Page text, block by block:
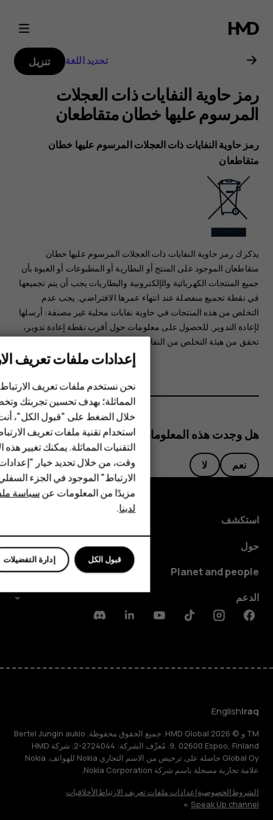
دليل
مستخدم
هاتف
Nokia
5.3
الهواتف الذكية
الهواتف المميزة
HMD Terra M
HMD DUB
للأعمال
تحديد اللغة تنزيل
رمز حاوية النفايات ذات العجلات
المرسوم عليها خطان متقاطعان
رمز حاوية النفايات ذات العجلات المرسوم عليها خطان
متقاطعان
يذكرك رمز حاوية النفايات ذات العجلات المرسوم عليها خطان
متقاطعان الموجود على المنتج أو البطارية أو المطبوعات أو العبوة بأن
جميع المنتجات الكهربائية والإلكترونية والبطاريات يجب أن يتم تجميعها
في نقطة تجميع منفصلة عند انتهاء عمرها الافتراضي. يجب عدم
التخلص من هذه المنتجات في حاوية نفايات محلية غير مصنفة: أرسلها
لإعادة التدوير. للحصول على معلومات حول أقرب نقطة إعادة تدوير،
تحقق من هيئة التخلص من النفايات المحلية لديك.
هل وجدت هذه المعلومات مفيدة؟
نعم لا
استكشف
حول
Planet and people
الدعم
Facebook
Instagram
Tiktok
Youtube
Linkedin
Discord
Iraq
English
TM و © 2026 HMD Global. جميع الحقوق محفوظة. Bertel Jungin aukio
9, 02600 Espoo, Finland. مُعرِّف الشركة: 2724044-2. شركة HMD
Global Oy حاصلة على ترخيص من الاسم التجاري Nokia للهواتف. Nokia
علامة تجارية مسجلة باسم شركة Nokia Corporation.
الشروطالخصوصيةإعدادات ملفات تعريف الارتباطالأخلاقيات
Speak Up channel
إعدادات ملفات تعريف
نحن نستخدم ملفات تعريف
المماثلة؛ بهدف تحسين تجربتك
خلال الضغط على "قبول الكل"،
استخدام تقنية ملفات تعريف
التقنيات المماثلة. يمكنك تغيير
وقت، من خلال تحديد خيار
الارتباط" الموجود في الجزء
مزيدًا من المعلومات عنسياسة
لدينا.
إدارة التفضيلات قبول الكل